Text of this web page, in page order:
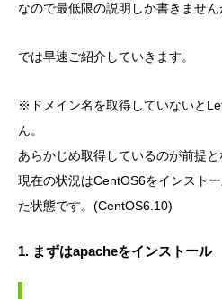
なので最低限の説明しか書きません
では早速ご紹介していきます。
※ドメイン名を取得していないと
ん。
あらかじめ取得しているのが前提と
現在の状況はCentOS6をインスト
た状態です。(CentOS6.10)
1. まずはapacheをインストール